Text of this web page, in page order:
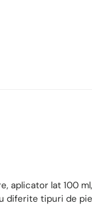
aplicator lat 100
diferite tipuri de